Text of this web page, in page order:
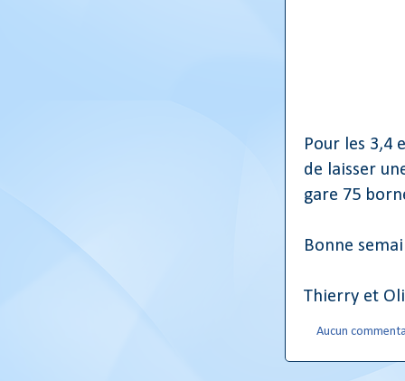
Pour les 3,4
de laisser
gare 75
Bonne
Thierry et
Aucun